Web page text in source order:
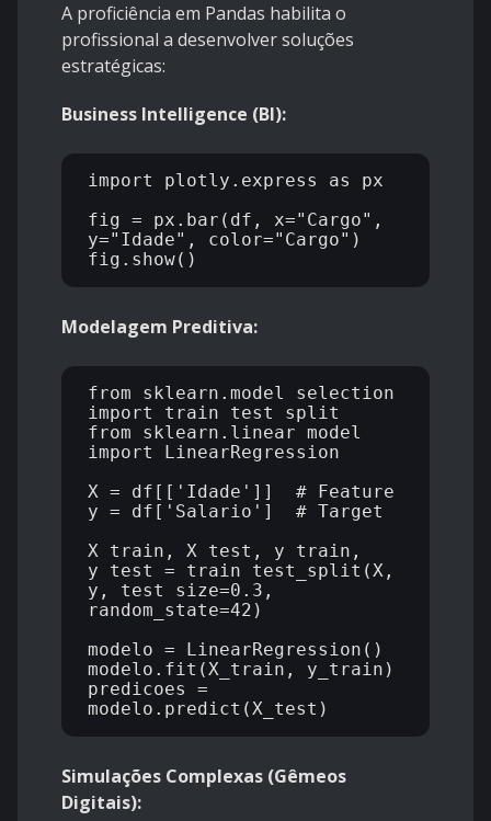
A proficiência em Pandas habilita o
profissional a desenvolver soluções
estratégicas:
Business Intelligence (BI):
import plotly.express as px
fig = px.bar(df, x="Cargo",
y="Idade", color="Cargo")
Modelagem Preditiva:
from sklearn.model_selection
import train_test_split
from sklearn.linear_model
import LinearRegression
X = df[['Idade']]  # Feature
y = df['Salario']  # Target
X_train, X_test, y_train,
y_test = train_test_split(X,
y, test_size=0.3,
random_state=42)
modelo = LinearRegression()
modelo.fit(X_train, y_train)
predicoes =
Simulações Complexas (Gêmeos
Digitais):